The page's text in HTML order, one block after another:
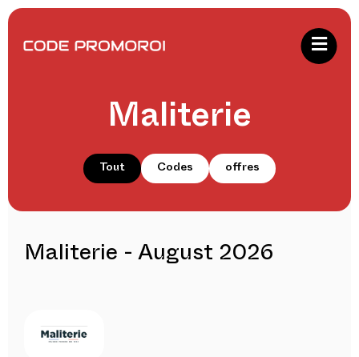
Maliterie
Tout Codes offres
Maliterie - August 2026